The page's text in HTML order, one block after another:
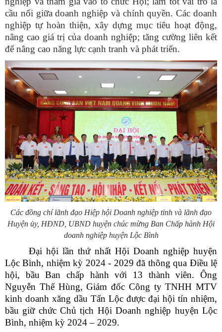
cầu nối giữa doanh nghiệp và chính quyền. Các doanh
nghiệp tự hoàn thiện, xây dựng mục tiêu hoạt động,
nâng cao giá trị của doanh nghiệp; tăng cường liên kết
để nâng cao năng lực cạnh tranh và phát triển.
Các đồng chí lãnh đạo Hiệp hội Doanh nghiệp tỉnh và lãnh đạo
Huyện ủy, HĐND, UBND huyện chúc mừng Ban Chấp hành Hội
doanh nghiệp huyện Lộc Bình
Đại hội lần thứ nhất Hội Doanh nghiệp huyện
Lộc Bình, nhiệm kỳ 2024 - 2029 đã thông qua Điều lệ
hội, bầu Ban chấp hành với 13 thành viên. Ông
Nguyễn Thế Hùng, Giám đốc Công ty TNHH MTV
kinh doanh xăng dầu Tấn Lộc được đại hội tín nhiệm,
bầu giữ chức Chủ tịch Hội Doanh nghiệp huyện Lộc
Bình, nhiệm kỳ 2024 – 2029.